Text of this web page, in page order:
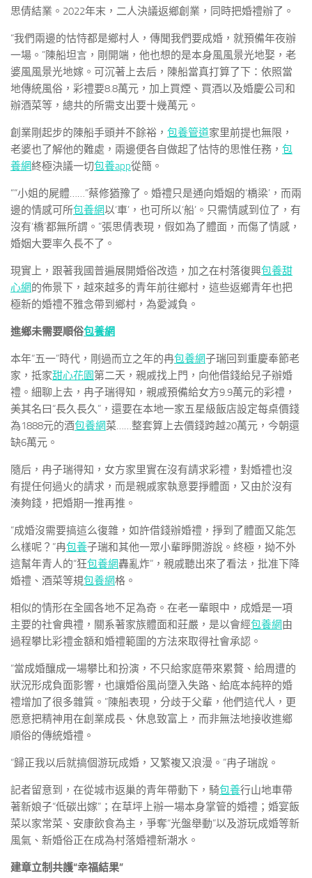
思倩結業。2022年末，二人決議返鄉創業，同時把婚禮辦了。
“我們兩邊的怙恃都是鄉村人，傳聞我們要成婚，就預備年夜辦
一場。”陳船坦言，剛開端，他也想的是本身風風景光地娶，老
婆風風景光地嫁。可沉著上去后，陳船當真打算了下：依照當
地傳統風俗，彩禮要8.8萬元，加上買煙、買酒以及婚慶公司和
辦酒菜等，總共的所需支出要十幾萬元。
創業剛起步的陳船手頭并不餘裕， 包養管道家里前提也無限，
老婆也了解他的難處，兩邊便各自做起了怙恃的思惟任務， 包
養網終極決議一切包養app從簡。
““小姐的屍體……”蔡修猶豫了。婚禮只是通向婚姻的‘橋梁’，而兩
邊的情感可所包養網以‘車’，也可所以‘船’。只需情感到位了，有
沒有‘橋’都無所謂。”張思倩表現，假如為了體面，而傷了情感，
婚姻大要率久長不了。
現實上，跟著我國普遍展開婚俗改造，加之在村落復興包養甜
心網的佈景下，越來越多的青年前往鄉村，這些返鄉青年也把
極新的婚禮不雅念帶到鄉村，為愛減負。
進鄉未需要順俗包養網
本年“五一”時代，剛過而立之年的冉包養網子瑞回到重慶奉節老
家，抵家甜心花園第二天，親戚找上門，向他借錢給兒子辦婚
禮。細聊上去，冉子瑞得知，親戚預備給女方9.9萬元的彩禮，
美其名曰“長久長久”，還要在本地一家五星級飯店設定每桌價錢
為1888元的酒包養網菜……整套算上去價錢跨越20萬元，今朝還
缺6萬元。
隨后，冉子瑞得知，女方家里實在沒有請求彩禮，對婚禮也沒
有提任何過火的請求，而是親戚家執意要掙體面，又由於沒有
湊夠錢，把婚期一推再推。
“成婚沒需要搞這么復雜，如許借錢辦婚禮，掙到了體面又能怎
么樣呢？”冉包養子瑞和其他一眾小輩睜開游說。終極，拗不外
這幫年青人的“狂包養網轟亂炸”，親戚聽出來了看法，批准下降
婚禮、酒菜等規包養網格。
相似的情形在全國各地不足為奇。在老一輩眼中，成婚是一項
主要的社會典禮，關系著家族體面和莊嚴，是以會經包養網由
過程攀比彩禮金額和婚禮範圍的方法來取得社會承認。
“當成婚釀成一場攀比和扮演，不只給家庭帶來累贅、給周遭的
狀況形成負面影響，也讓婚俗風尚墮入失路、給底本純粹的婚
禮增加了很多雜質。”陳船表現，分歧于父輩，他們這代人，更
愿意把精神用在創業成長、休息致富上，而非無法地接收進鄉
順俗的傳統婚禮。
“歸正我以后就搞個游玩成婚，又繁複又浪漫。”冉子瑞說。
記者留意到，在從城市返巢的青年帶動下，騎包養行山地車帶
著新娘子“低碳出嫁”；在草坪上辦一場本身掌管的婚禮；婚宴飯
菜以家常菜、安康飲食為主，爭奪“光盤舉動”以及游玩成婚等新
風氣、新婚俗正在成為村落婚禮新潮水。
建章立制共護“幸福結果”